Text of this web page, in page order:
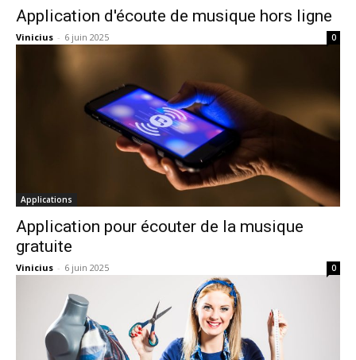
Application d'écoute de musique hors ligne
Vinicius - 6 juin 2025 0
Applications
Application pour écouter de la musique
gratuite
Vinicius - 6 juin 2025 0